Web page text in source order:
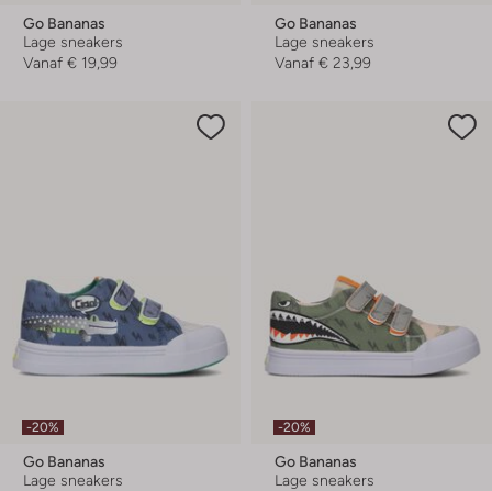
Go Bananas
Lage sneakers
Vanaf € 19,99
Go Bananas
Lage sneakers
Vanaf € 23,99
-20%
Go Bananas
Lage sneakers
-20%
Go Bananas
Lage sneakers